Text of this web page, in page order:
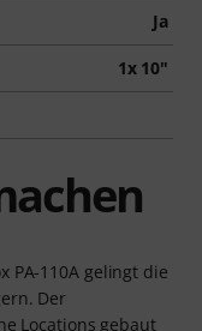
Ja
1x 10"
PA-110A gelingt die
Der
Locations gebaut